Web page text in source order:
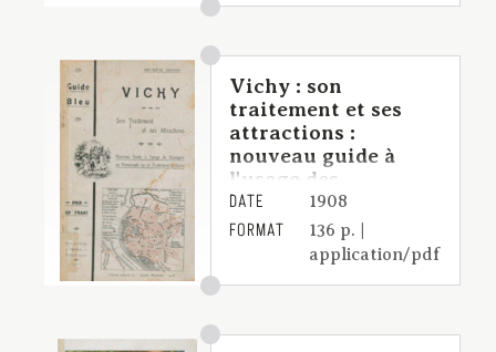
Vichy : son
traitement et ses
attractions :
nouveau guide à
l'usage des
étrangers en
promenade ou en
traitement à Vichy
DATE 1908
FORMAT
136 p. |
application/pdf